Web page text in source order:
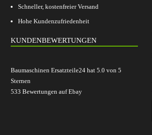
Schneller, kostenfreier Versand
Hohe Kundenzufriedenheit
KUNDENBEWERTUNGEN
Baumaschinen Ersatzteile24 hat 5.0 von 5
Sternen
533 Bewertungen auf Ebay